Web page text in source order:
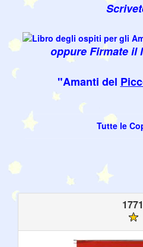
oppure Firmate il
"Amanti del
Tutte le
1771